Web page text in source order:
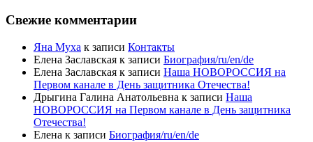
Свежие комментарии
Яна Муха к записи Контакты
Елена Заславская к записи Биография/ru/en/de
Елена Заславская к записи Наша НОВОРОССИЯ на
Первом канале в День защитника Отечества!
Дрыгина Галина Анатольевна к записи Наша
НОВОРОССИЯ на Первом канале в День защитника
Отечества!
Елена к записи Биография/ru/en/de